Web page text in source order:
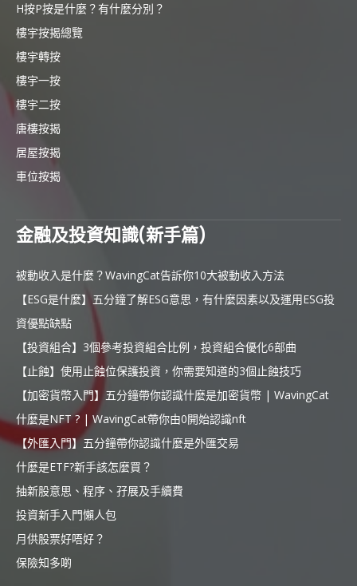
H按P按是什麼？有什麼分別？
樓宇按揭總覽
樓宇轉按
樓宇一按
樓宇二按
唐樓按揭
居屋按揭
車位按揭
金融及投資知識(新手篇)
被動收入是什麼？WavingCat告訴你10大被動收入方法
【ESG是什麼】五分鐘了解ESG意思，有什麼因素以及運用ESG投
資優點缺點
【投資組合】3個參考投資組合比例，投資組合優化6部曲
【止蝕】使用止蝕位保護投資，你需要知道的3個止蝕技巧
【加密貨幣入門】五分鐘帶你認識什麼是加密貨幣 | WavingCat
什麼是NFT ? | WavingCat帶你由0開始認識nft
【外匯入門】五分鐘帶你認識什麼是外匯交易
什麼是ETF?新手該怎麼買？
抽新股意思、程序、孖展及手續費
投資新手入門懶人包
月供股票好唔好？
保險知多啲